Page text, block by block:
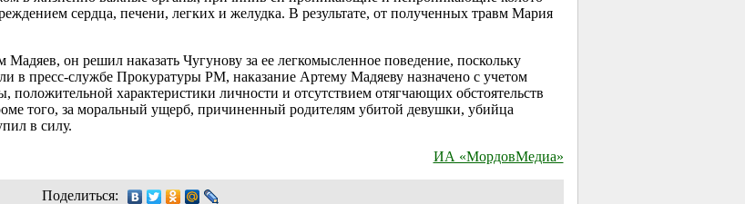
сердца, печени, легких и желудка. В результате, от полученных травм Мария
он решил наказать Чугунову за ее легкомысленное поведение, поскольку
в пресс-службе Прокуратуры РМ, наказание Артему Мадяеву назначено с учетом
характеристики личности и отсутствием отягчающих обстоятельств
того, за моральный ущерб, причиненный родителям убитой девушки, убийца
в силу.
ИА «МордовМедиа»
Поделиться: